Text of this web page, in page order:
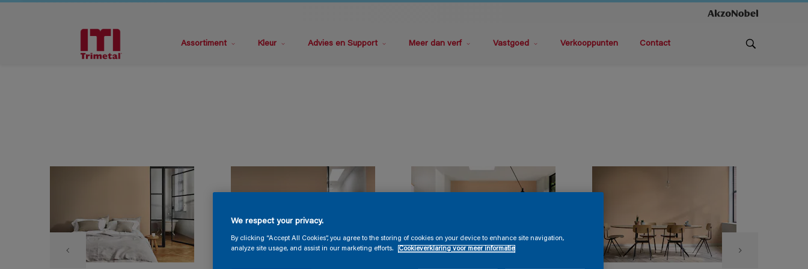
Assortiment Kleur Advies en Support Meer dan verf Vastgoed Verkooppunten Contact
We respect your privacy.
By clicking “Accept All Cookies”, you agree to the storing of cookies on your device to enhance site navigation,
analyze site usage, and assist in our marketing efforts.
Cookieverklaring voor meer informatie